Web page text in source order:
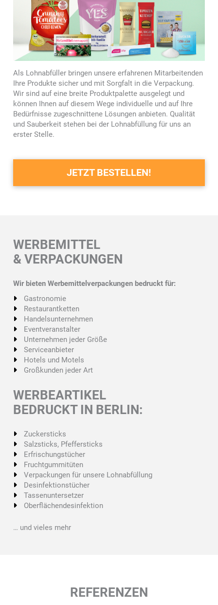
Als Lohnabfüller bringen unsere erfahrenen Mitarbeitenden
Ihre Produkte sicher und mit Sorgfalt in die Verpackung.
Wir sind auf eine breite Produktpalette ausgelegt und
können Ihnen auf diesem Wege individuelle und auf Ihre
Bedürfnisse zugeschnittene Lösungen anbieten. Qualität
und Sauberkeit stehen bei der Lohnabfüllung für uns an
erster Stelle.
JETZT BESTELLEN!
WERBEMITTEL
& VERPACKUNGEN
Wir bieten Werbemittelverpackungen bedruckt für:
Gastronomie
Restaurantketten
Handelsunternehmen
Eventveranstalter
Unternehmen jeder Größe
Serviceanbieter
Hotels und Motels
Großkunden jeder Art
WERBEARTIKEL
BEDRUCKT IN BERLIN:
Zuckersticks
Salzsticks, Pfeffersticks
Erfrischungstücher
Fruchtgummitüten
Verpackungen für unsere Lohnabfüllung
Desinfektionstücher
Tassenuntersetzer
Oberflächendesinfektion
… und vieles mehr
REFERENZEN